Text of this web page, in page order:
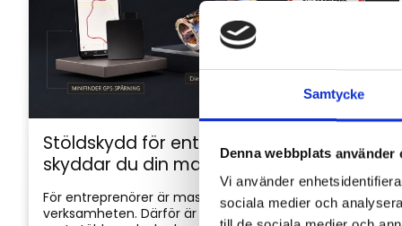
Samtycke
Denna webbplats använder
Vi använder
sociala medier och
Stöldskydd för entreprenadmaskiner: så
skyddar du din maskin och utrustning
För entreprenörer är maskinerna hjärtat i
verksamheten. Därför är det viktigt att skydda dem